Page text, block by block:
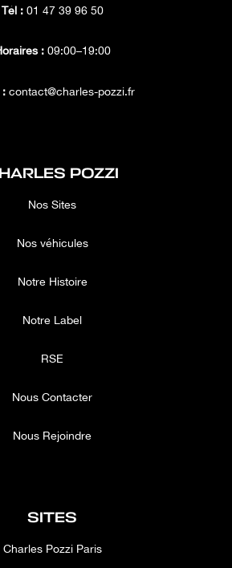
Tél : 01 47 39 96 50
: 09:00–19:00
:contact@charles-pozzi.fr
POZZI
Nos Sites
Nos véhicules
Notre Histoire
Notre Label
RSE
Nous Contacter
Nous Rejoindre
SITES
Charles Pozzi Paris